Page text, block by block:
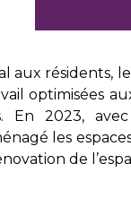
aux résidents,
optimisées
En 2023,
les
de